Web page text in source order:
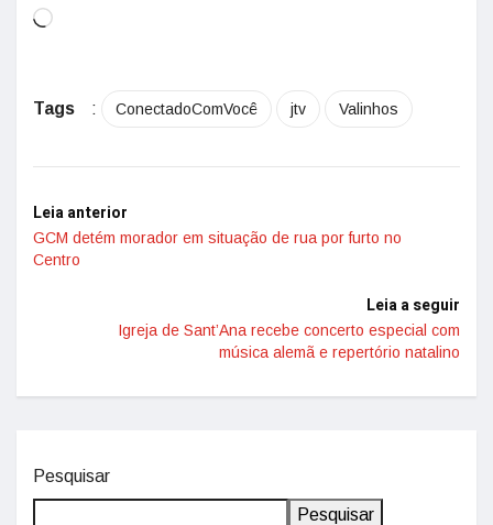
Tags : ConectadoComVocê jtv Valinhos
Leia anterior
GCM detém morador em situação de rua por furto no
Centro
Leia a seguir
Igreja de Sant’Ana recebe concerto especial com
música alemã e repertório natalino
Pesquisar
Pesquisar